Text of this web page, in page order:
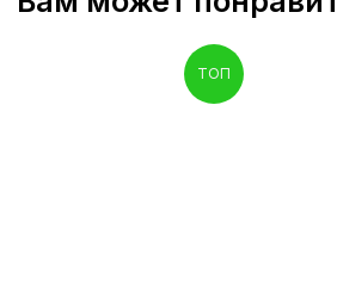
ТОП
Долгосрочная аренда Hyundai
HD78 ещё выгоднее